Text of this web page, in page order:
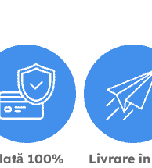
100%
Livrare